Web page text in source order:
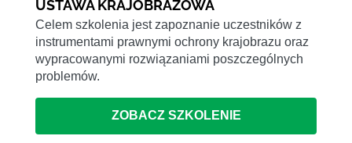
USTAWA KRAJOBRAZOWA
Celem szkolenia jest zapoznanie uczestników z
instrumentami prawnymi ochrony krajobrazu oraz
wypracowanymi rozwiązaniami poszczególnych
problemów.
ZOBACZ SZKOLENIE